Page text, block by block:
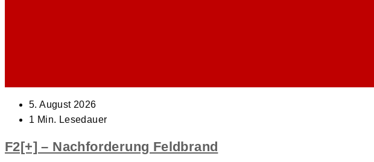
Beitrag
veröffentlicht:
5. August 2026
Lesedauer:
1 Min. Lesedauer
F2[+] – Nachforderung Feldbrand